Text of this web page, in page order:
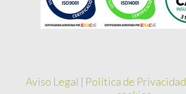
Aviso Legal | Política de Privacidad